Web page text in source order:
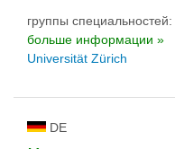
группы специальностей:
больше информации »
Universität Zürich
DE